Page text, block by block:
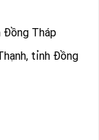
Đồng Tháp
tỉnh Đồng